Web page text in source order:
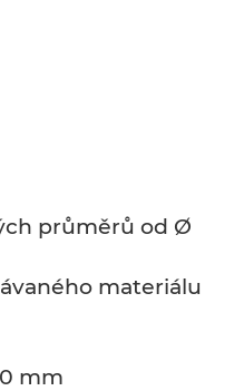
průměrů od Ø
materiálu
mm